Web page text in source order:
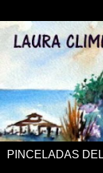
PINCELADAS